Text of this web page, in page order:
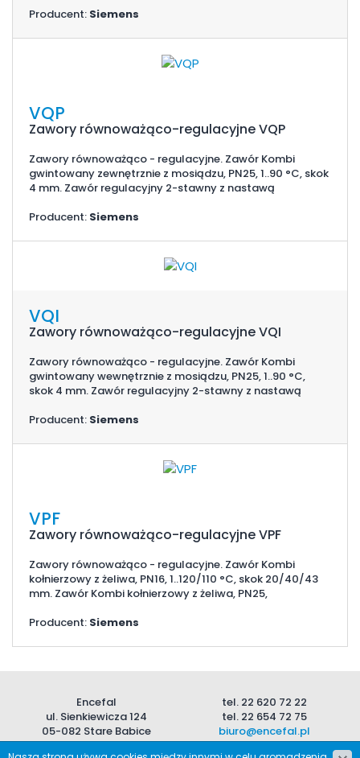
Producent: Siemens
VQP
Zawory równoważąco-regulacyjne VQP
Zawory równoważąco - regulacyjne. Zawór Kombi
gwintowany zewnętrznie z mosiądzu, PN25, 1..90 °C, skok
4 mm. Zawór regulacyjny 2-stawny z nastawą
Producent: Siemens
VQI
Zawory równoważąco-regulacyjne VQI
Zawory równoważąco - regulacyjne. Zawór Kombi
gwintowany wewnętrznie z mosiądzu, PN25, 1..90 °C,
skok 4 mm. Zawór regulacyjny 2-stawny z nastawą
Producent: Siemens
VPF
Zawory równoważąco-regulacyjne VPF
Zawory równoważąco - regulacyjne. Zawór Kombi
kołnierzowy z żeliwa, PN16, 1..120/110 °C, skok 20/40/43
mm. Zawór Kombi kołnierzowy z żeliwa, PN25,
Producent: Siemens
Encefal
ul. Sienkiewicza 124
05-082 Stare Babice
tel. 22 620 72 22
tel. 22 654 72 75
biuro@encefal.pl